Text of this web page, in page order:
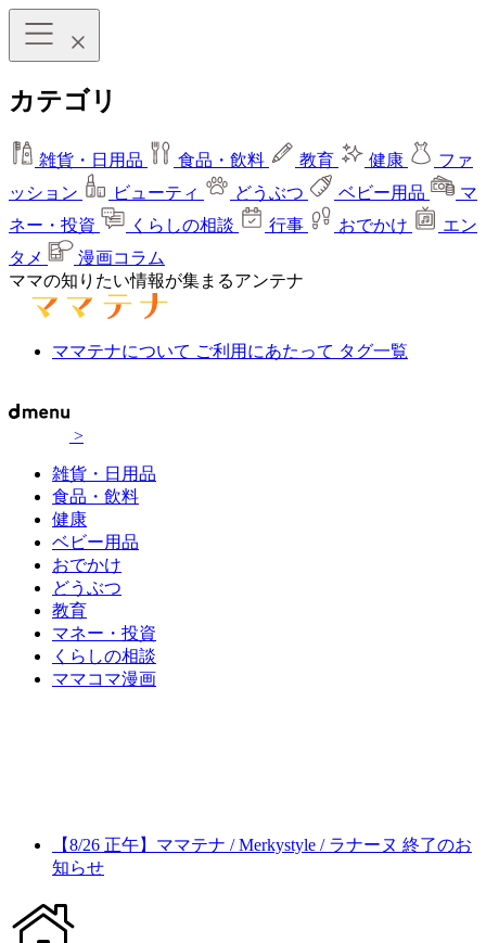
カテゴリ
雑貨・日用品 食品・飲料 教育 健康
ファ
ッション
ビューティ どうぶつ ベビー用品
マ
ネー・投資
くらしの相談 行事 おでかけ
エン
タメ
漫画コラム
ママの知りたい情報が集まるアンテナ
ママテナについて ご利用にあたって タグ一覧
>
雑貨・日用品
食品・飲料
健康
ベビー用品
おでかけ
どうぶつ
教育
マネー・投資
くらしの相談
ママコマ漫画
【8/26 正午】ママテナ / Merkystyle / ラナーヌ 終了のお
知らせ